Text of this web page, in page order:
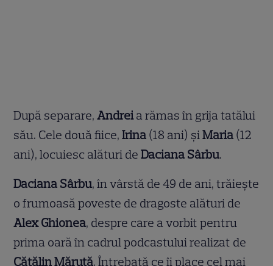
După separare,Andreia rămas în grija tatălui
său. Cele două fiice,Irina (18 ani) șiMaria (12
ani), locuiesc alături deDaciana Sârbu.
Daciana Sârbu, în vârstă de 49 de ani, trăiește
o frumoasă poveste de dragoste alături de
Alex Ghionea, despre care a vorbit pentru
prima oară în cadrul podcastului realizat de
Cătălin Măruță. Întrebată ce îi place cel mai